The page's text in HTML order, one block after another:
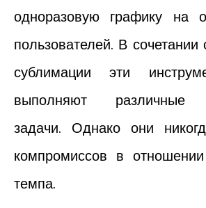
одноразовую графику на
пользователей. В сочетании
сублимации эти
выполняют различные
задачи. Однако они
компромиссов в
темпа.